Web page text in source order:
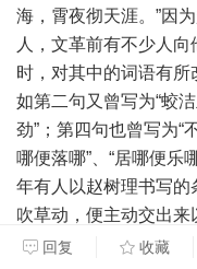
海，霄夜彻天涯。”因
人，文革前有不少人
时，对其中的词语有所
如第二句又曾写为“蛟
劲”；第四句也曾写为“
哪便落哪”、“居哪便乐
年有人以赵树理书写
吹草动，便主动交出
字报写到：“赵树理把自
回复 收藏